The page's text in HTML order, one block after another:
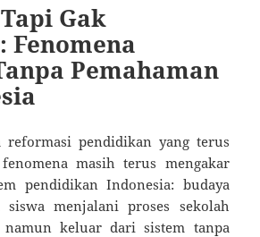
Gak
Fenomena
Pemahaman
reformasi pendidikan yang terus
masih terus mengakar
pendidikan Indonesia: budaya
siswa menjalani proses sekolah
namun keluar dari sistem tanpa